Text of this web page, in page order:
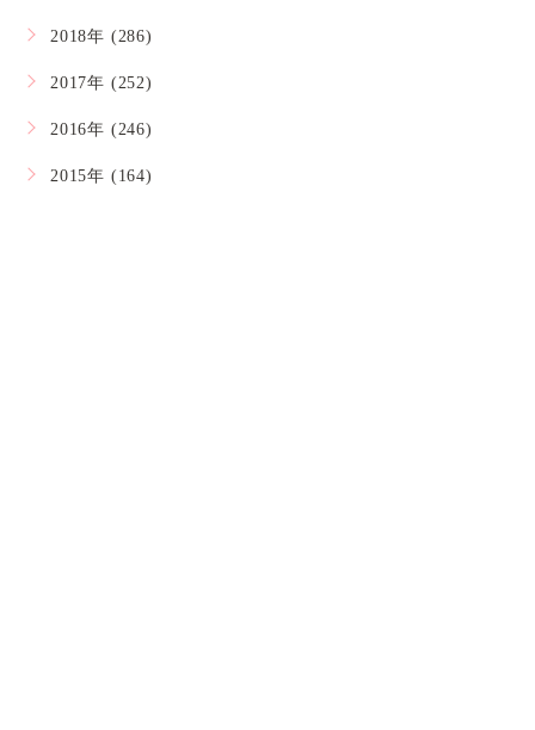
2018年 (286)
2017年 (252)
2016年 (246)
2015年 (164)